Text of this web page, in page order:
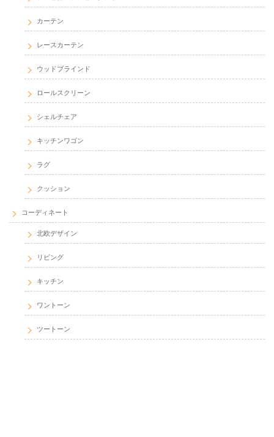
カーテン
レースカーテン
ウッドブラインド
ロールスクリーン
シェルチェア
キッチンワゴン
ラグ
クッション
コーディネート
北欧デザイン
リビング
キッチン
ワントーン
ツートーン